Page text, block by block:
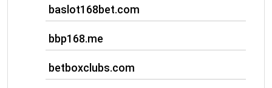
baslot168bet.com
bbp168.me
betboxclubs.com